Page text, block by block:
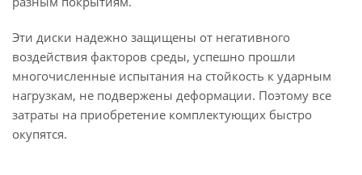
Эти диски надежно защищены от негативного
воздействия факторов среды, успешно прошли
многочисленные испытания на стойкость к ударным
нагрузкам, не подвержены деформации. Поэтому все
затраты на приобретение комплектующих быстро
окупятся.